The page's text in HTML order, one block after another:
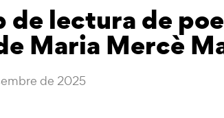
de lectura de
Maria Mercè
de 2025